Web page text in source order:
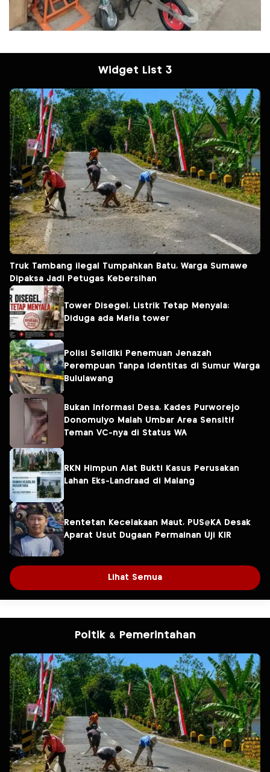
Widget List 3
Truk Tambang ilegal Tumpahkan Batu, Warga Sumawe
Dipaksa Jadi Petugas Kebersihan
Tower Disegel, Listrik Tetap Menyala:
Diduga ada Mafia tower
Polisi Selidiki Penemuan Jenazah
Perempuan Tanpa Identitas di Sumur Warga
Bululawang
Bukan Informasi Desa, Kades Purworejo
Donomulyo Malah Umbar Area Sensitif
Teman VC-nya di Status WA
RKN Himpun Alat Bukti Kasus Perusakan
Lahan Eks-Landraad di Malang
Rentetan Kecelakaan Maut, PUS@KA Desak
Aparat Usut Dugaan Permainan Uji KIR
Lihat Semua
Poltik & Pemerintahan